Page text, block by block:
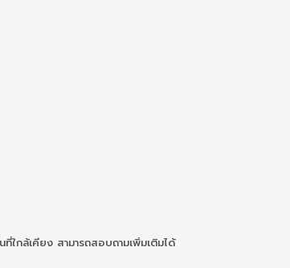
กล้เคียง สามารถสอบถามเพิ่มเติมได้